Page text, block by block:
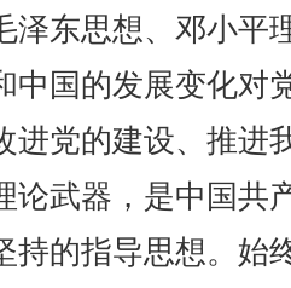
泽东思想、邓小平
中国的发展变化对
进党的建设、推进
论武器，是中国共
持的指导思想。始